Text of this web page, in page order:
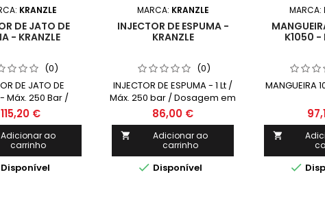
KRANZLE
DE JATO DE
- KRANZLE
(0)
DE JATO DE
- Máx. 250 Bar /
para material
com uma
de 0.2-2mm.
115,20 €
Adicionar ao
carrinho
Disponível
MARCA: KRANZLE
INJECTOR DE ESPUMA -
KRANZLE
(0)
INJECTOR DE ESPUMA - 1 Lt /
Máx. 250 bar / Dosagem em
5 níveis/ Ideal para
formação de espuma e
desinfecção de superfícies
verticais.
86,00 €

Adicionar ao
carrinho
 Disponível
MARCA:
K1050 -
MANGUEIRA

